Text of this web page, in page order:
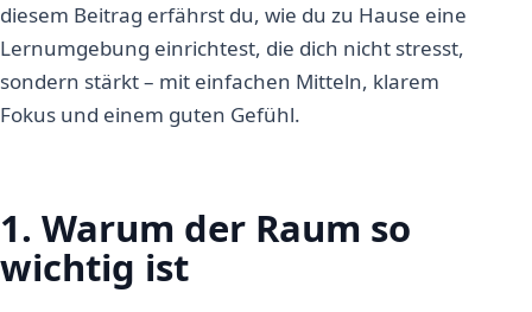
diesem Beitrag erfährst du, wie du zu Hause eine
Lernumgebung einrichtest, die dich nicht stresst,
sondern stärkt – mit einfachen Mitteln, klarem
Fokus und einem guten Gefühl.
1. Warum der Raum so
wichtig ist